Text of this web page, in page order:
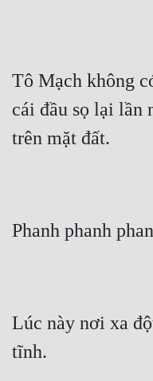
Tô Mạch không
cái đầu sọ lại lần
trên mặt đất.
Phanh phanh
Lúc này nơi xa
tĩnh.